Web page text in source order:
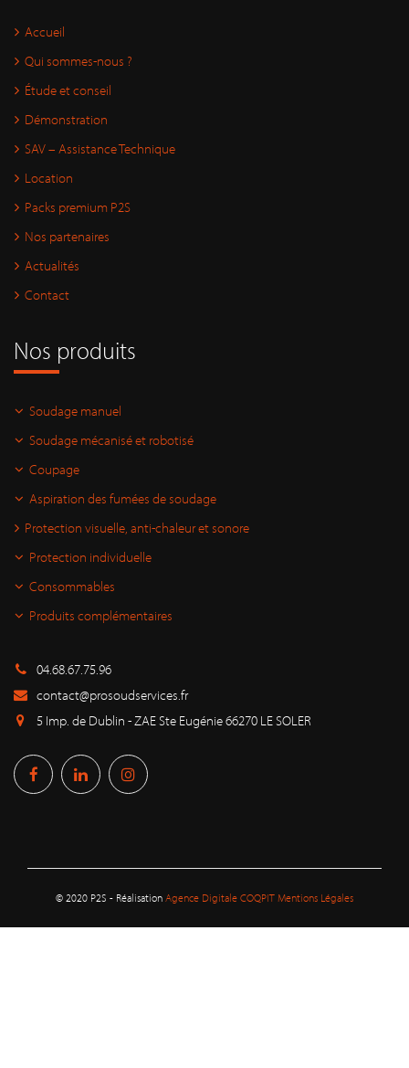
Accueil
Qui sommes-nous ?
Étude et conseil
Démonstration
SAV – Assistance Technique
Location
Packs premium P2S
Nos partenaires
Actualités
Contact
Nos produits
Soudage manuel
Soudage mécanisé et robotisé
Coupage
Aspiration des fumées de soudage
Protection visuelle, anti-chaleur et sonore
Protection individuelle
Consommables
Produits complémentaires
04.68.67.75.96
contact@prosoudservices.fr
5 Imp. de Dublin - ZAE Ste Eugénie 66270 LE SOLER
© 2020 P2S - Réalisation Agence Digitale COQPIT Mentions Légales